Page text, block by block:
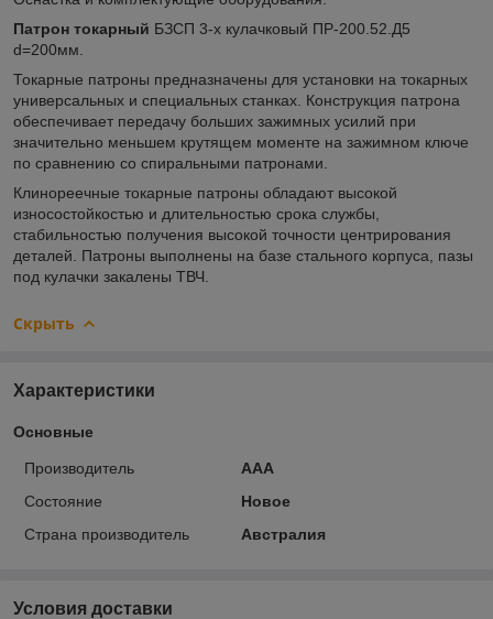
Патрон токарный БЗСП 3-х кулачковый ПР-200.52.Д5
d=200мм.
Токарные патроны предназначены для установки на токарных
универсальных и специальных станках. Конструкция патрона
обеспечивает передачу больших зажимных усилий при
значительно меньшем крутящем моменте на зажимном ключе
по сравнению со спиральными патронами.
Клинореечные токарные патроны обладают высокой
износостойкостью и длительностью срока службы,
стабильностью получения высокой точности центрирования
деталей. Патроны выполнены на базе стального корпуса, пазы
под кулачки закалены ТВЧ.
Скрыть
Характеристики
Основные
Производитель
ААА
Состояние
Новое
Страна производитель
Австралия
Условия доставки